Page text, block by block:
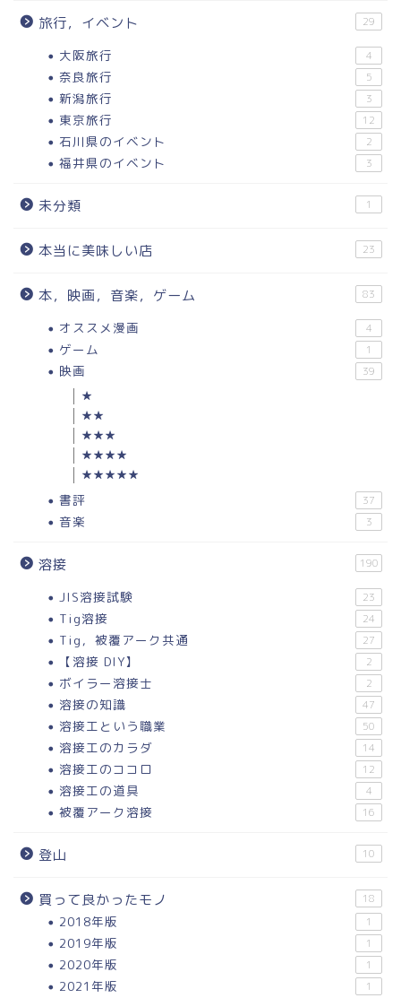
旅行，イベント 29
大阪旅行 4
奈良旅行 5
新潟旅行 3
東京旅行 12
石川県のイベント 2
福井県のイベント 3
未分類 1
本当に美味しい店 23
本，映画，音楽，ゲーム 83
オススメ漫画 4
ゲーム 1
映画 39
★
★★
★★★
★★★★
★★★★★
書評 37
音楽 3
溶接 190
JIS溶接試験 23
Tig溶接 24
Tig，被覆アーク共通 27
【溶接 DIY】 2
ボイラー溶接士 2
溶接の知識 47
溶接工という職業 50
溶接工のカラダ 14
溶接工のココロ 12
溶接工の道具 4
被覆アーク溶接 16
登山 10
買って良かったモノ 18
2018年版 1
2019年版 1
2020年版 1
2021年版 1